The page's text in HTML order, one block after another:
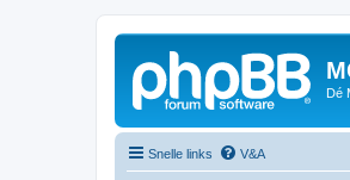
Dé
Snelle links V&A